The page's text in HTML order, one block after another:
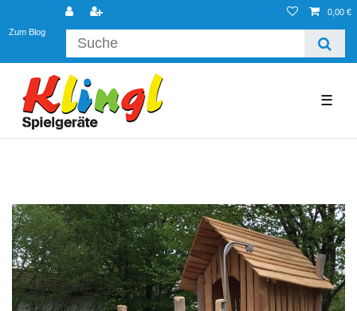
Zum Blog
0,00 €
☰